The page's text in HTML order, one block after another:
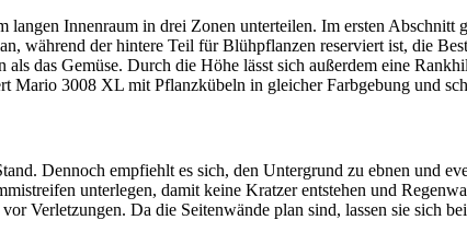
langen Innenraum in drei Zonen unterteilen. Im ersten Abschnitt
während der hintere Teil für Blühpflanzen reserviert ist, die
das Gemüse. Durch die Höhe lässt sich außerdem eine
Mario 3008 XL mit Pflanzkübeln in gleicher Farbgebung und
Dennoch empfiehlt es sich, den Untergrund zu ebnen und
unterlegen, damit keine Kratzer entstehen und
Verletzungen. Da die Seitenwände plan sind, lassen sie sich